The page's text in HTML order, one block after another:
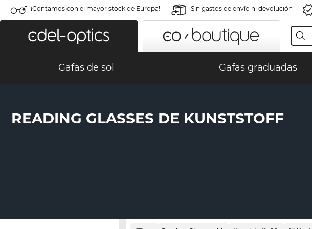
¡Contamos con el mayor stock de Europa! Sin gastos de envío ni devolución
Gafas de sol Gafas graduadas
READING GLASSES DE KUNSTSTOFF